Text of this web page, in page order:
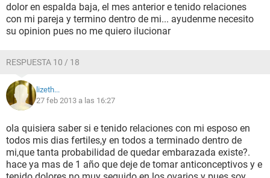
dolor en espalda baja, el mes anterior e tenido relaciones
con mi pareja y termino dentro de mi... ayudenme necesito
su opinion pues no me quiero ilucionar
RESPUESTA 10 / 18
lizeth...
27 feb 2013 a las 16:27
ola quisiera saber si e tenido relaciones con mi esposo en
todos mis dias fertiles,y en todos a terminado dentro de
mi,que tanta probabilidad de quedar embarazada existe?.
hace ya mas de 1 año que deje de tomar anticonceptivos y e